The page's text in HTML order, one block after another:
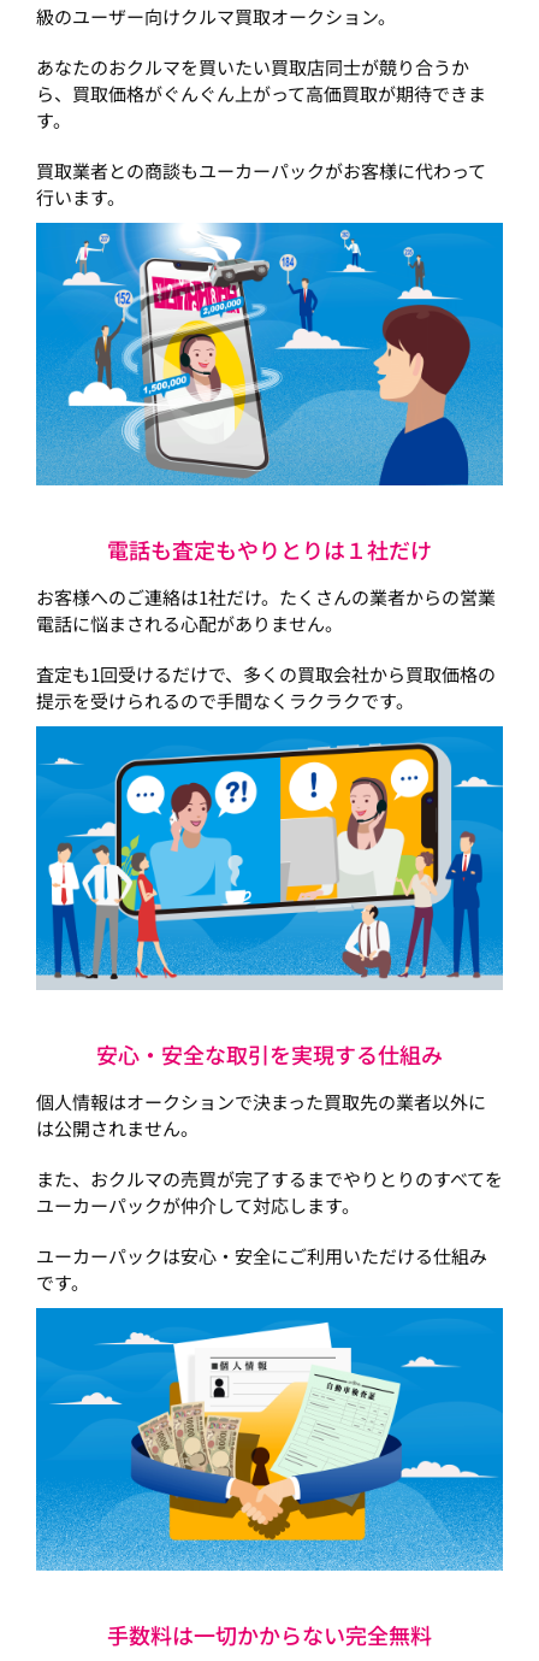
級のユーザー向けクルマ買取オークション。
あなたのおクルマを買いたい買取店同士が競り合うか
ら、買取価格がぐんぐん上がって高価買取が期待できま
す。
買取業者との商談もユーカーパックがお客様に代わって
行います。
電話も査定もやりとりは１社だけ
お客様へのご連絡は1社だけ。たくさんの業者からの営業
電話に悩まされる心配がありません。
査定も1回受けるだけで、多くの買取会社から買取価格の
提示を受けられるので手間なくラクラクです。
安心・安全な取引を実現する仕組み
個人情報はオークションで決まった買取先の業者以外に
は公開されません。
また、おクルマの売買が完了するまでやりとりのすべてを
ユーカーパックが仲介して対応します。
ユーカーパックは安心・安全にご利用いただける仕組み
です。
手数料は一切かからない完全無料